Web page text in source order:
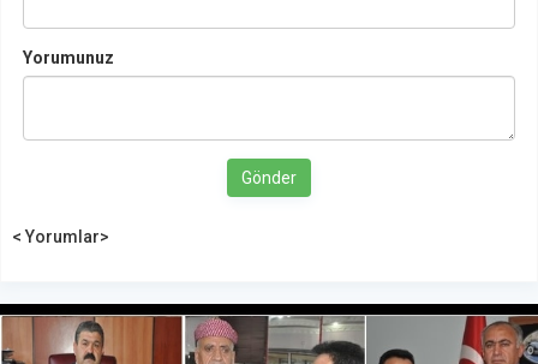
Yorumunuz
Gönder
< Yorumlar>